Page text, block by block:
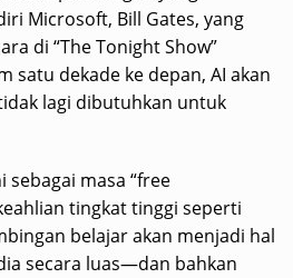
Microsoft, Bill Gates, yang
di “The Tonight Show”
satu dekade ke depan, AI akan
lagi dibutuhkan untuk
sebagai masa “free
tingkat tinggi seperti
belajar akan menjadi hal
secara luas—dan bahkan